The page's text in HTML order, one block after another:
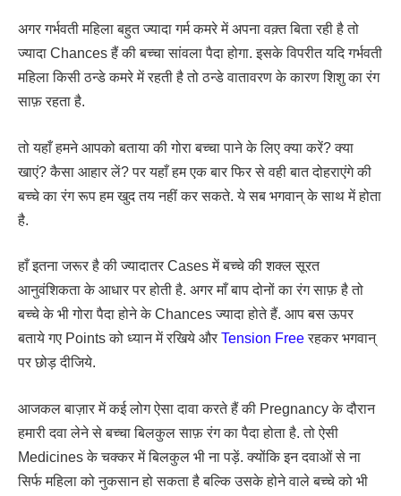
अगर गर्भवती महिला बहुत ज्यादा गर्म कमरे में अपना वक़्त बिता रही है तो
ज्यादा Chances हैं की बच्चा सांवला पैदा होगा. इसके विपरीत यदि गर्भवती
महिला किसी ठन्डे कमरे में रहती है तो ठन्डे वातावरण के कारण शिशु का रंग
साफ़ रहता है.
तो यहाँ हमने आपको बताया की गोरा बच्चा पाने के लिए क्या करें? क्या
खाएं? कैसा आहार लें? पर यहाँ हम एक बार फिर से वही बात दोहराएंगे की
बच्चे का रंग रूप हम खुद तय नहीं कर सकते. ये सब भगवान् के साथ में होता
है.
हाँ इतना जरूर है की ज्यादातर Cases में बच्चे की शक्ल सूरत
आनुवंशिकता के आधार पर होती है. अगर माँ बाप दोनों का रंग साफ़ है तो
बच्चे के भी गोरा पैदा होने के Chances ज्यादा होते हैं. आप बस ऊपर
बताये गए Points को ध्यान में रखिये और Tension Freeरहकर भगवान्
पर छोड़ दीजिये.
आजकल बाज़ार में कई लोग ऐसा दावा करते हैं की Pregnancy के दौरान
हमारी दवा लेने से बच्चा बिलकुल साफ़ रंग का पैदा होता है. तो ऐसी
Medicines के चक्कर में बिलकुल भी ना पड़ें. क्योंकि इन दवाओं से ना
सिर्फ महिला को नुकसान हो सकता है बल्कि उसके होने वाले बच्चे को भी